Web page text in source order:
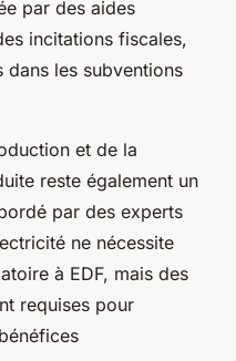
par des aides
incitations fiscales,
dans les subventions
et de la
reste également un
par des experts
ne nécessite
à EDF, mais des
requises pour